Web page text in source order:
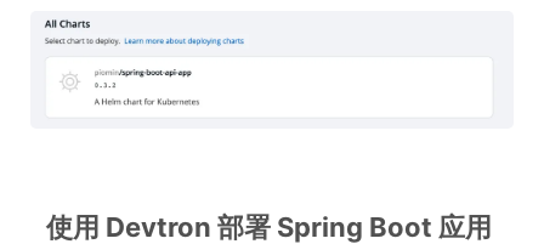
使用 Devtron 部署 Spring Boot 应用